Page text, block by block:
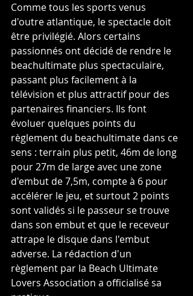
Comme tous les sports venus
d'outre atlantique, le spectacle doit
être privilégié. Alors certains
passionnés ont décidé de rendre le
beachultimate plus spectaculaire,
passant plus facilement à la
télévision et plus attractif pour des
partenaires financiers. Ils font
évoluer quelques points du
règlement du beachultimate dans ce
sens : terrain plus petit, 46m de long
pour 27m de large avec une zone
d'embut de 7,5m, compte à 6 pour
accélérer le jeu, et surtout 2 points
sont validés si le passeur se trouve
dans son embut et que le receveur
attrape le disque dans l'embut
adverse. La rédaction d'un
règlement par la Beach Ultimate
Lovers Association a officialisé sa